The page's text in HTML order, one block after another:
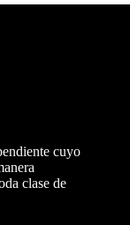
cuyo
clase de